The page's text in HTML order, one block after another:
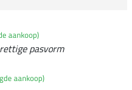
aankoop)
pasvorm
aankoop)